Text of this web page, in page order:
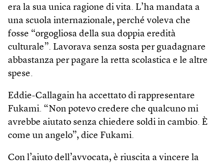
era la sua unica ragione di vita. L’ha mandata a
una scuola internazionale, perché voleva che
fosse “orgogliosa della sua doppia eredità
culturale”. Lavorava senza sosta per guadagnare
abbastanza per pagare la retta scolastica e le altre
spese.
Eddie-Callagain ha accettato di rappresentare
Fukami. “Non potevo credere che qualcuno mi
avrebbe aiutato senza chiedere soldi in cambio. È
come un angelo”, dice Fukami.
Con l’aiuto dell’avvocata, è riuscita a vincere la